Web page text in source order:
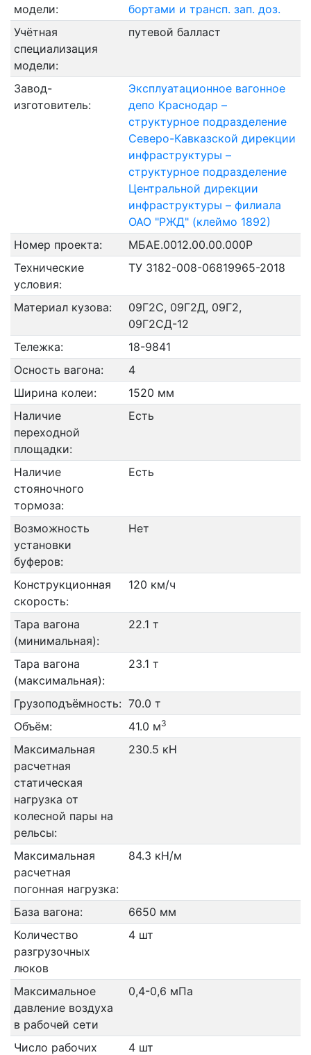
модели:
бортами и трансп. зап. доз.
Учётная
специализация
модели:
путевой балласт
Завод-
изготовитель:
Эксплуатационное вагонное
депо Краснодар –
структурное подразделение
Северо-Кавказской дирекции
инфраструктуры –
структурное подразделение
Центральной дирекции
инфраструктуры – филиала
ОАО "РЖД" (клеймо 1892)
Номер проекта:
МБАЕ.0012.00.00.000Р
Технические
условия:
ТУ 3182-008-06819965-2018
Материал кузова:
09Г2С, 09Г2Д, 09Г2,
09Г2СД-12
Тележка:
18-9841
Осность вагона:
4
Ширина колеи:
1520 мм
Наличие
переходной
площадки:
Есть
Наличие
стояночного
тормоза:
Есть
Возможность
установки
буферов:
Нет
Конструкционная
скорость:
120 км/ч
Тара вагона
(минимальная):
22.1 т
Тара вагона
(максимальная):
23.1 т
Грузоподъёмность: 70.0 т
Объём:
41.0 м3
Максимальная
расчетная
статическая
нагрузка от
колесной пары на
рельсы:
230.5 кН
Максимальная
расчетная
погонная нагрузка:
84.3 кН/м
База вагона:
6650 мм
Количество
разгрузочных
люков
4 шт
Максимальное
давление воздуха
в рабочей сети
0,4-0,6 мПа
Число рабочих 4 шт